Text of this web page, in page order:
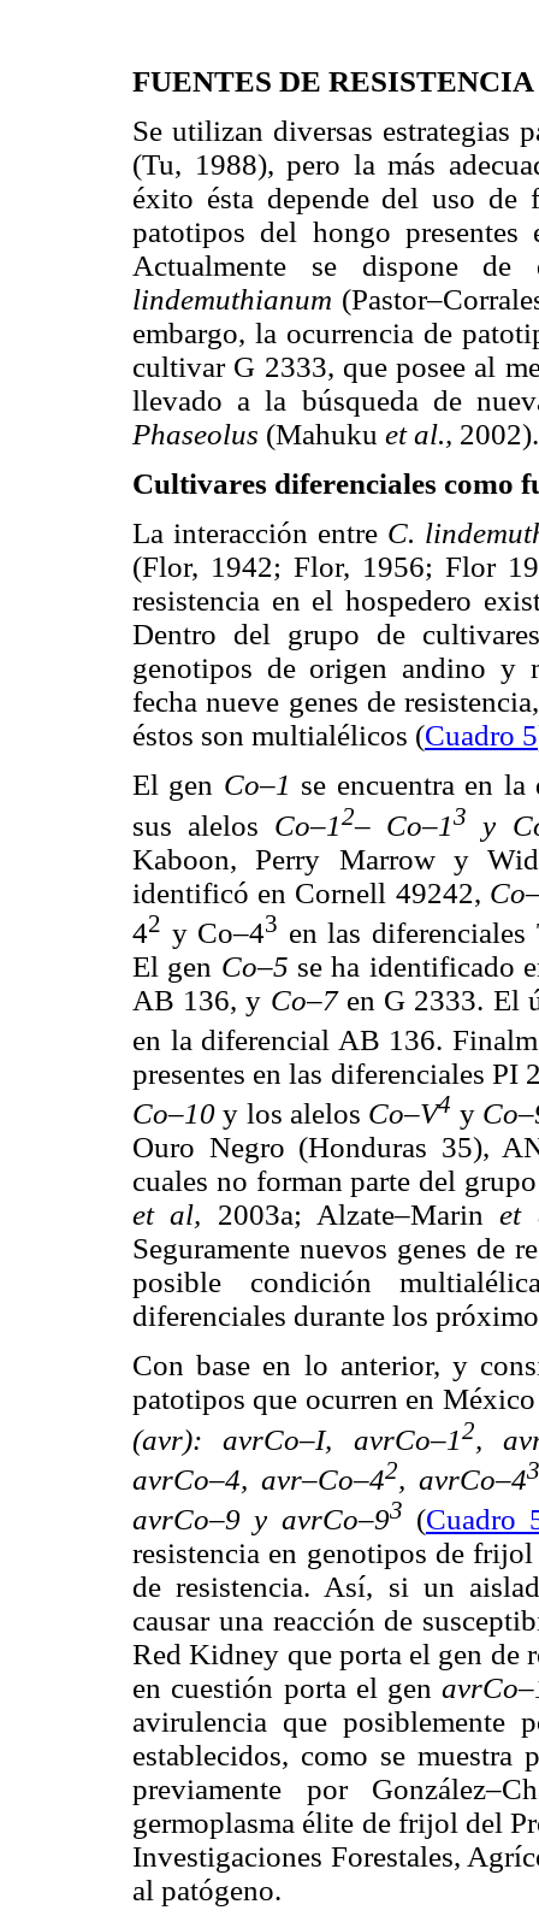
FUENTES DE
Se utilizan diversas estrategias
(Tu, 1988), pero la más
éxito ésta depende del uso de
patotipos del hongo presentes
Actualmente se dispone
lindemuthianum
embargo, la ocurrencia de
cultivar G 2333, que posee al
llevado a la búsqueda de
Phaseolus (Mahuku et al., 2002).
Cultivares diferenciales como
La interacción entre C.
(Flor, 1942; Flor, 1956; Flor
resistencia en el hospedero
Dentro del grupo de
genotipos de origen andino y
fecha nueve genes de
éstos son multialélicos (Cuadro 5
El gen Co–1 se encuentra en
sus alelos Co–12– Co–13
y
Kaboon, Perry Marrow y
identificó en Cornell 49242,
42 y Co–43 en las
El gen Co–5 se ha identificado
AB 136, y Co–7 en G 2333. El
en la diferencial AB 136.
presentes en las diferenciales
Co–10y los alelos Co–V4 y
Ouro Negro (Honduras 35),
cuales no forman parte del
et al, 2003a; Alzate–Marinet
Seguramente nuevos genes de
posible condición
diferenciales durante los
Con base en lo anterior, y
patotipos que ocurren en
(avr): avrCo–I, avrCo–12,
avrCo–4, avr–Co–42, avrCo–43
avrCo–9 y avrCo–93 (Cuadro
resistencia en genotipos de
de resistencia. Así, si un
causar una reacción de
Red Kidney que porta el gen de
en cuestión porta el gen
avirulencia que posiblemente
establecidos, como se muestra
previamente por
germoplasma élite de frijol del
Investigaciones Forestales,
al patógeno.